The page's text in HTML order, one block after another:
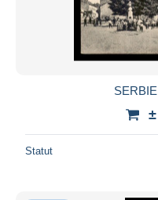
Statut